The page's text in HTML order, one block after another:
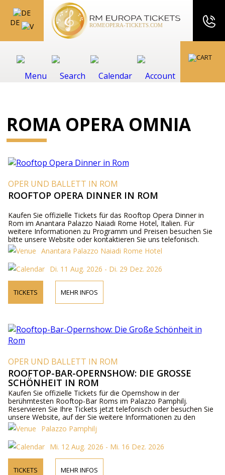
DE
ROMA OPERA OMNIA
OPER UND BALLETT IN ROM
ROOFTOP OPERA DINNER IN ROM
Kaufen Sie offizielle Tickets für das Rooftop Opera Dinner in
Rom im Anantara Palazzo Naiadi Rome Hotel, Italien. Für
weitere Informationen zu Programm und Preisen besuchen Sie
bitte unsere Website oder kontaktieren Sie uns telefonisch.
Anantara Palazzo Naiadi Rome Hotel
Di. 11 Aug. 2026 - Di. 29 Dez. 2026
TICKETS MEHR INFOS
OPER UND BALLETT IN ROM
ROOFTOP-BAR-OPERNSHOW: DIE GROSSE S
CHÖNHEIT IN ROM
Kaufen Sie offizielle Tickets für die Opernshow in der
berühmtesten Rooftop-Bar Roms im Palazzo Pamphilj.
Reservieren Sie Ihre Tickets jetzt telefonisch oder besuchen Sie
unsere Website, auf der Sie weitere Informationen zu den
Künstlern, dem Programm und den Ticketpreisen finden.
Palazzo Pamphilj
Mi. 12 Aug. 2026 - Mi. 16 Dez. 2026
TICKETS MEHR INFOS